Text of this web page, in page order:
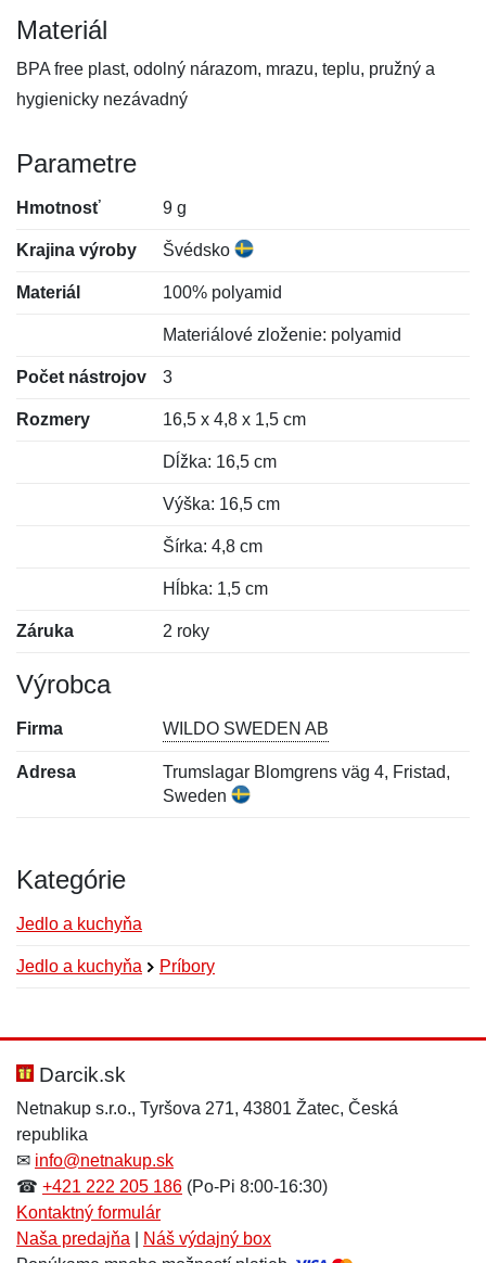
Materiál
BPA free plast, odolný nárazom, mrazu, teplu, pružný a
hygienicky nezávadný
Parametre
Hmotnosť 9 g
Krajina výroby Švédsko
Materiál 100% polyamid
Materiálové zloženie: polyamid
Počet nástrojov 3
Rozmery 16,5 x 4,8 x 1,5 cm
Dĺžka: 16,5 cm
Výška: 16,5 cm
Šírka: 4,8 cm
Hĺbka: 1,5 cm
Záruka 2 roky
Výrobca
Firma WILDO SWEDEN AB
Adresa
Trumslagar Blomgrens väg 4, Fristad,
Sweden
Kategórie
Jedlo a kuchyňa
Jedlo a kuchyňa Príbory
Hodnotenie:
Meno:*
E-mail:
Meno:
E-mail:*
Darcik.sk
Netnakup s.r.o., Tyršova 271, 43801 Žatec, Česká
republika
✉ info@netnakup.sk
☎ +421 222 205 186 (Po-Pi 8:00-16:30)
Kontaktný formulár
Naša predajňa
Náš výdajný box